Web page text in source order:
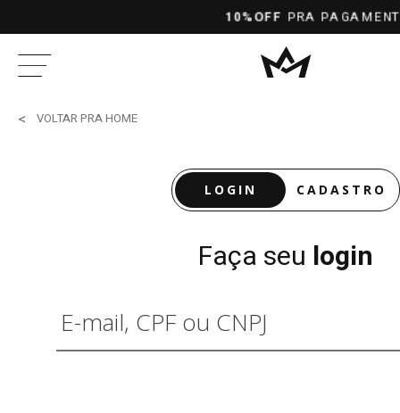
PRA PAGAMENTOS NO PIX
VOLTAR PRA HOME
LOGIN CADASTRO
Faça seu login